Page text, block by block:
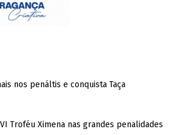
nos penáltis e conquista Taça
Troféu Ximena nas grandes penalidades